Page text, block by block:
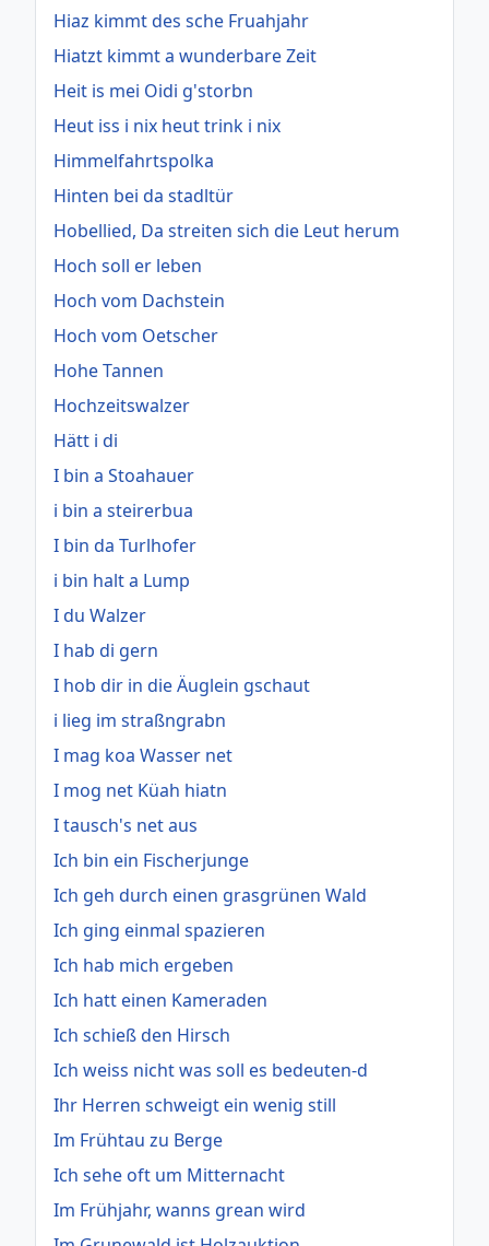
Hiaz kimmt des sche Fruahjahr
Hiatzt kimmt a wunderbare Zeit
Heit is mei Oidi g'storbn
Heut iss i nix heut trink i nix
Himmelfahrtspolka
Hinten bei da stadltür
Hobellied, Da streiten sich die Leut herum
Hoch soll er leben
Hoch vom Dachstein
Hoch vom Oetscher
Hohe Tannen
Hochzeitswalzer
Hätt i di
I bin a Stoahauer
i bin a steirerbua
I bin da Turlhofer
i bin halt a Lump
I du Walzer
I hab di gern
I hob dir in die Äuglein gschaut
i lieg im straßngrabn
I mag koa Wasser net
I mog net Küah hiatn
I tausch's net aus
Ich bin ein Fischerjunge
Ich geh durch einen grasgrünen Wald
Ich ging einmal spazieren
Ich hab mich ergeben
Ich hatt einen Kameraden
Ich schieß den Hirsch
Ich weiss nicht was soll es bedeuten-d
Ihr Herren schweigt ein wenig still
Im Frühtau zu Berge
Ich sehe oft um Mitternacht
Im Frühjahr, wanns grean wird